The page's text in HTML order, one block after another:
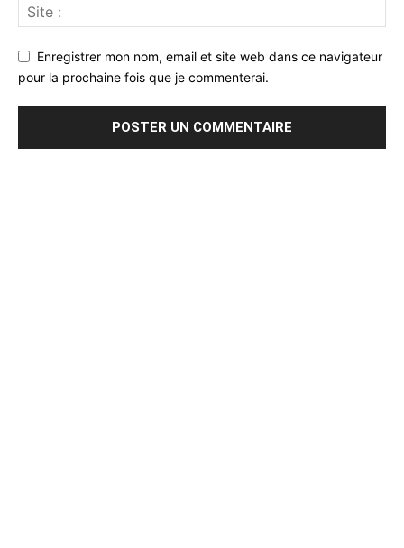
Enregistrer mon nom, email et site web dans ce navigateur
pour la prochaine fois que je commenterai.